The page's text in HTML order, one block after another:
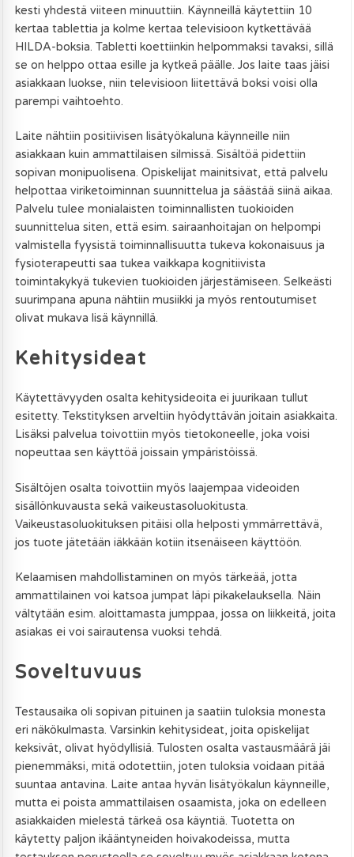
kesti yhdestä viiteen minuuttiin. Käynneillä käytettiin 10
kertaa tablettia ja kolme kertaa televisioon kytkettävää
HILDA-boksia. Tabletti koettiinkin helpommaksi tavaksi, sillä
se on helppo ottaa esille ja kytkeä päälle. Jos laite taas jäisi
asiakkaan luokse, niin televisioon liitettävä boksi voisi olla
parempi vaihtoehto.
Laite nähtiin positiivisen lisätyökaluna käynneille niin
asiakkaan kuin ammattilaisen silmissä. Sisältöä pidettiin
sopivan monipuolisena. Opiskelijat mainitsivat, että palvelu
helpottaa viriketoiminnan suunnittelua ja säästää siinä aikaa.
Palvelu tulee monialaisten toiminnallisten tuokioiden
suunnittelua siten, että esim. sairaanhoitajan on helpompi
valmistella fyysistä toiminnallisuutta tukeva kokonaisuus ja
fysioterapeutti saa tukea vaikkapa kognitiivista
toimintakykyä tukevien tuokioiden järjestämiseen. Selkeästi
suurimpana apuna nähtiin musiikki ja myös rentoutumiset
olivat mukava lisä käynnillä.
Kehitysideat
Käytettävyyden osalta kehitysideoita ei juurikaan tullut
esitetty. Tekstityksen arveltiin hyödyttävän joitain asiakkaita.
Lisäksi palvelua toivottiin myös tietokoneelle, joka voisi
nopeuttaa sen käyttöä joissain ympäristöissä.
Sisältöjen osalta toivottiin myös laajempaa videoiden
sisällönkuvausta sekä vaikeustasoluokitusta.
Vaikeustasoluokituksen pitäisi olla helposti ymmärrettävä,
jos tuote jätetään iäkkään kotiin itsenäiseen käyttöön.
Kelaamisen mahdollistaminen on myös tärkeää, jotta
ammattilainen voi katsoa jumpat läpi pikakelauksella. Näin
vältytään esim. aloittamasta jumppaa, jossa on liikkeitä, joita
asiakas ei voi sairautensa vuoksi tehdä.
Soveltuvuus
Testausaika oli sopivan pituinen ja saatiin tuloksia monesta
eri näkökulmasta. Varsinkin kehitysideat, joita opiskelijat
keksivät, olivat hyödyllisiä. Tulosten osalta vastausmäärä jäi
pienemmäksi, mitä odotettiin, joten tuloksia voidaan pitää
suuntaa antavina. Laite antaa hyvän lisätyökalun käynneille,
mutta ei poista ammattilaisen osaamista, joka on edelleen
asiakkaiden mielestä tärkeä osa käyntiä. Tuotetta on
käytetty paljon ikääntyneiden hoivakodeissa, mutta